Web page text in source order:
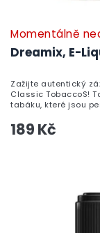
Dreamix, E-
Momentálně
189 Kč
Zažijte autentický
Classic TobaccoS!
tabáku, které jsou